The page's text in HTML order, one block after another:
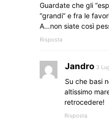
Guardate che gli
“grandi” e fra le
A…non siate così
Risposta
Jandro 3
Su che basi
altissimo
retrocedere!
Risposta